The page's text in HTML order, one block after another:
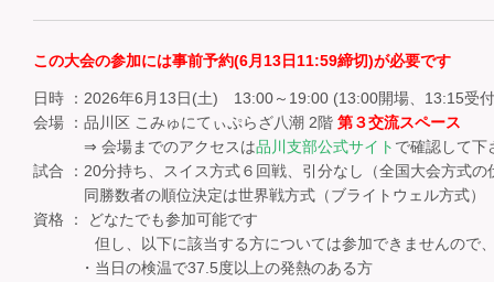
この大会の参加には事前予約(6月13日11:59締切)が必要です
日時 ：2026年6月13日(土) 13:00～19:00 (13:00開場、13:15受
会場 ：品川区 こみゅにてぃぷらざ八潮 2階 第３交流スペース
⇒ 会場までのアクセスは品川支部公式サイト で確認して下
試合 ：20分持ち、スイス方式６回戦、引分なし（全国大会方式の
同勝数者の順位決定は世界戦方式（ブライトウェル方式）
資格 ： どなたでも参加可能です
但し、以下に該当する方については参加できませんので、
・当日の検温で37.5度以上の発熱のある方